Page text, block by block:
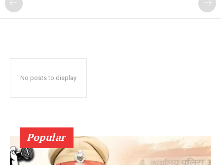
No posts to display
Popular